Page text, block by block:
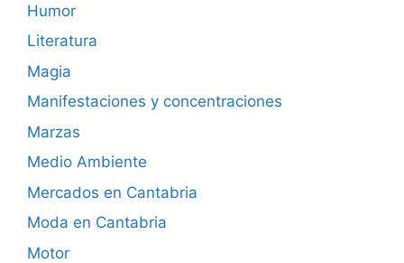
Humor
Literatura
Magia
Manifestaciones y concentraciones
Marzas
Medio Ambiente
Mercados en Cantabria
Moda en Cantabria
Motor